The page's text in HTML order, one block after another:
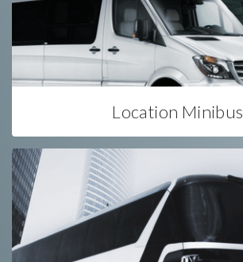
Location Minibus